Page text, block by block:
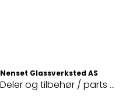
Nenset Glassverksted AS
Deler og tilbehør / parts ...